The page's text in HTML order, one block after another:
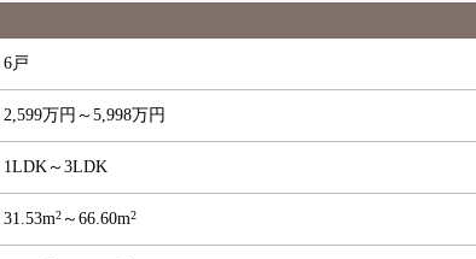
6戸
2,599万円～5,998万円
1LDK～3LDK
31.53m2 ～66.60m2